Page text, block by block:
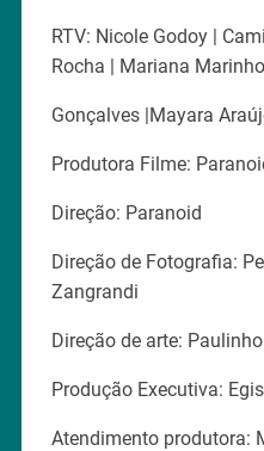
RTV: Nicole Godoy |
Rocha | Mariana
Gonçalves |Mayara
Produtora Filme:
Direção: Paranoid
Direção de Fotografia:
Zangrandi
Direção de arte:
Produção Executiva:
Atendimento produtora: